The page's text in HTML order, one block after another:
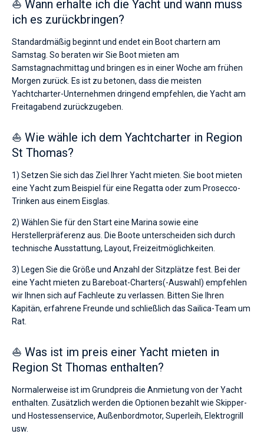
⛵ Wann erhalte ich die Yacht und wann muss
ich es zurückbringen?
Standardmäßig beginnt und endet ein Boot chartern am
Samstag. So beraten wir Sie Boot mieten am
Samstagnachmittag und bringen es in einer Woche am frühen
Morgen zurück. Es ist zu betonen, dass die meisten
Yachtcharter-Unternehmen dringend empfehlen, die Yacht am
Freitagabend zurückzugeben.
⛵ Wie wähle ich dem Yachtcharter in Region
St Thomas?
1) Setzen Sie sich das Ziel Ihrer Yacht mieten. Sie boot mieten
eine Yacht zum Beispiel für eine Regatta oder zum Prosecco-
Trinken aus einem Eisglas.
2) Wählen Sie für den Start eine Marina sowie eine
Herstellerpräferenz aus. Die Boote unterscheiden sich durch
technische Ausstattung, Layout, Freizeitmöglichkeiten.
3) Legen Sie die Größe und Anzahl der Sitzplätze fest. Bei der
eine Yacht mieten zu Bareboat-Charters(-Auswahl) empfehlen
wir Ihnen sich auf Fachleute zu verlassen. Bitten Sie Ihren
Kapitän, erfahrene Freunde und schließlich das Sailica-Team um
Rat.
⛵ Was ist im preis einer Yacht mieten in
Region St Thomas enthalten?
Normalerweise ist im Grundpreis die Anmietung von der Yacht
enthalten. Zusätzlich werden die Optionen bezahlt wie Skipper-
und Hostessenservice, Außenbordmotor, Superleih, Elektrogrill
usw.